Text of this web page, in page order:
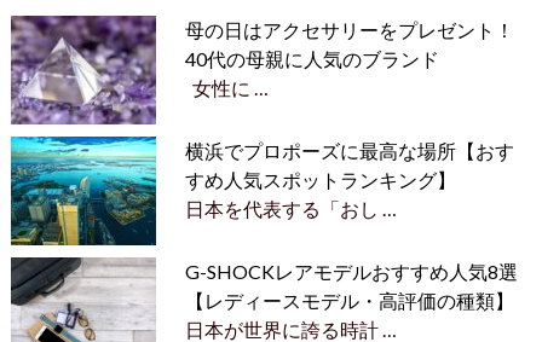
母の日はアクセサリーをプレゼント！
40代の母親に人気のブランド
女性に …
横浜でプロポーズに最高な場所【おす
すめ人気スポットランキング】
日本を代表する「おし …
G-SHOCKレアモデルおすすめ人気8選
【レディースモデル・高評価の種類】
日本が世界に誇る時計 …